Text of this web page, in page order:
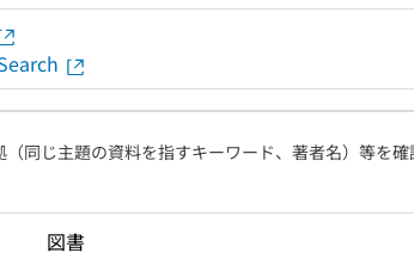
同じ主題の資料を指すキーワード、著者名）等を確
図書